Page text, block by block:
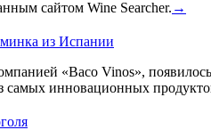
сайтом Wine Searcher. →
из Испании
«Baco Vinos»,
инновационных